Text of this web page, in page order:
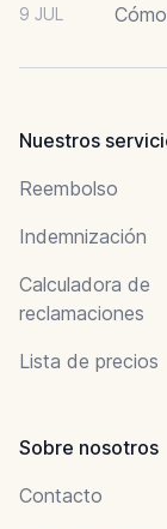
9 JUL
Nuestros
Reembolso
Indemnización
Calculadora de
reclamaciones
Lista de precios
Sobre nosotros
Contacto